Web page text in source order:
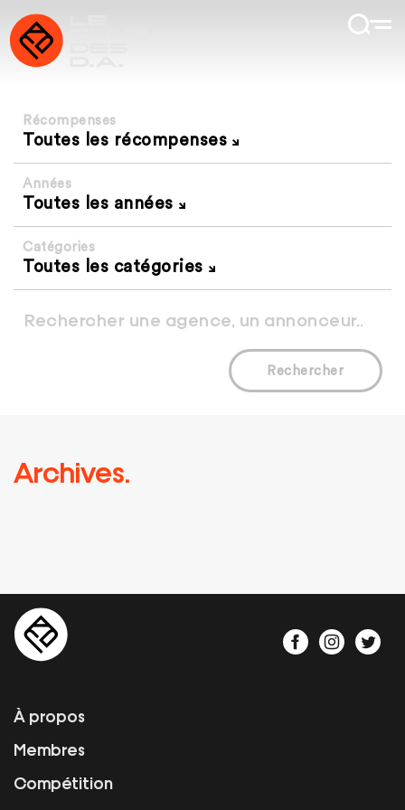
Récompenses
Toutes les récompenses
Années
Toutes les années
Catégories
Toutes les catégories
Rechercher
Archives.
À propos
Membres
Compétition